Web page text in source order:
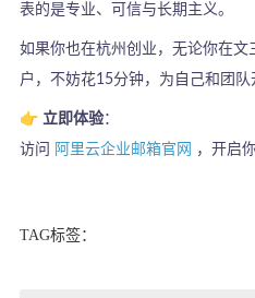
表的是专业、可信与长期主义。
如果你也在杭州创业，无论你在
户，不妨花15分钟，为自己和团队
👉 立即体验：
访问
阿里云企业邮箱官网 ，开启
TAG标签：